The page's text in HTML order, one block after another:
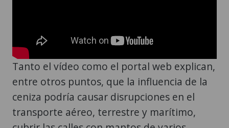
Tanto el vídeo como el portal web explican,
entre otros puntos, que la influencia de la
ceniza podría causar disrupciones en el
transporte aéreo, terrestre y marítimo,